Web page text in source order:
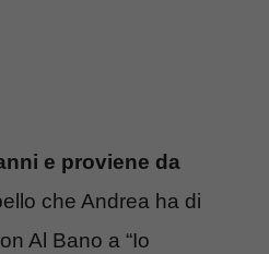
e proviene da
che Andrea ha di
Al Bano a “Io